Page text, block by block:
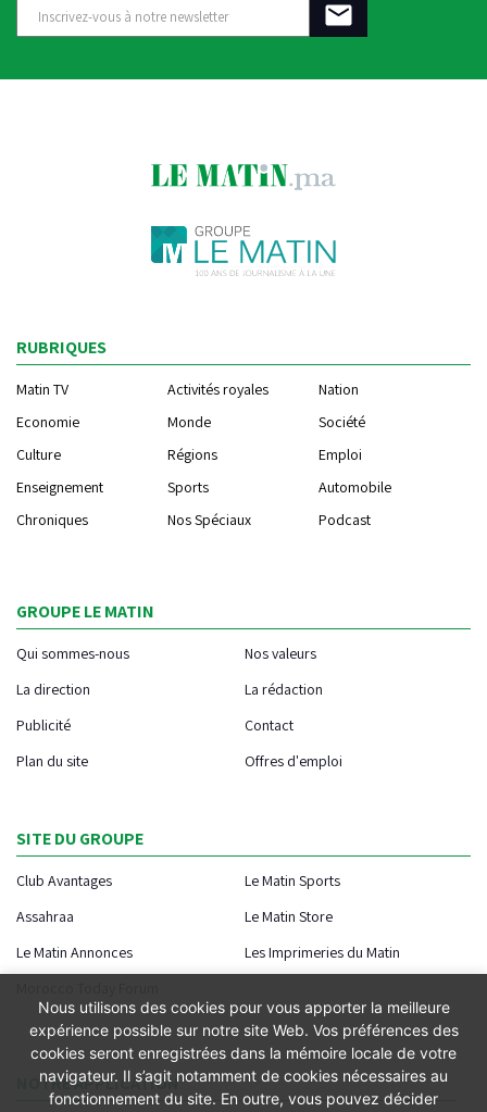
RUBRIQUES
Matin TV Activités royales
Nation
Economie
Monde
Société
Culture
Régions
Emploi
Enseignement
Sports
Automobile
Chroniques
Nos Spéciaux Podcast
GROUPE LE MATIN
Qui sommes-nous
Nos valeurs
La direction
La rédaction
Publicité
Contact
Plan du site
Offres d'emploi
SITE DU GROUPE
Club Avantages
Le Matin Sports
Assahraa
Le Matin Store
Le Matin Annonces
Les Imprimeries du Matin
NOTRE APPLICATION
Nous utilisons des cookies pour vous apporter la meilleure
expérience possible sur notre site Web. Vos préférences des
cookies seront enregistrées dans la mémoire locale de votre
navigateur. Il s’agit notamment de cookies nécessaires au
fonctionnement du site. En outre, vous pouvez décider